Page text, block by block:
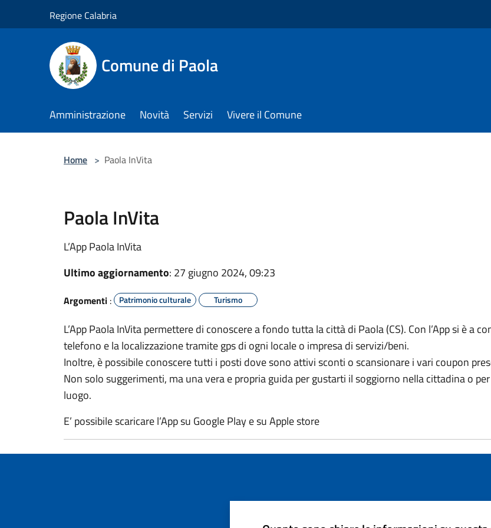
Regione Calabria
Comune di Paola
Amministrazione Novità Servizi Vivere il Comune
Home > Paola InVita
Paola InVita
L’App Paola InVita
Ultimo aggiornamento: 27 giugno 2024, 09:23
Argomenti : Patrimonio culturale Turismo
L’App Paola InVita permettere di conoscere a fondo tutta la città di Paola (CS). Con l’App si è a
telefono e la localizzazione tramite gps di ogni locale o impresa di servizi/beni.
Inoltre, è possibile conoscere tutti i posti dove sono attivi sconti o scansionare i vari coupon
Non solo suggerimenti, ma una vera e propria guida per gustarti il soggiorno nella cittadina o
luogo.
E’ possibile scaricare l’App su Google Play e su Apple store